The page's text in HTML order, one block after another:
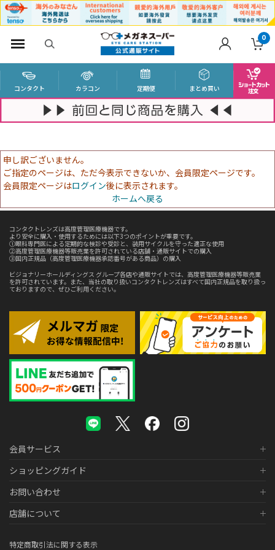
0
コンタクト カラコン 定期便 まとめ買い
申し訳ございません。
ご指定のページは、ただ今表示できないか、会員限定ページです。
会員限定ページはログイン後に表示されます。
ホームへ戻る
コンタクトレンズは高度管理医療機器です。
より安全に購入・使用するためには以下3つのポイントが重要です。
①眼科専門医による定期的な検診や受診と、装用サイクルを守った適正な使用
②高度管理医療機器等販売業を許可されている店舗・通販サイトでの購入
③国内正規品（高度管理医療機器承認番号がある商品）の購入
ビジョナリーホールディングス グループ各店や通販サイトでは、高度管理医療機器等販売業
を許可されています。また、当社の取り扱いコンタクトレンズはすべて国内正規品を取り扱っ
ておりますので、ぜひご利用ください。
会員サービス
ショッピングガイド
お問い合わせ
店舗について
特定商取引法に関する表示